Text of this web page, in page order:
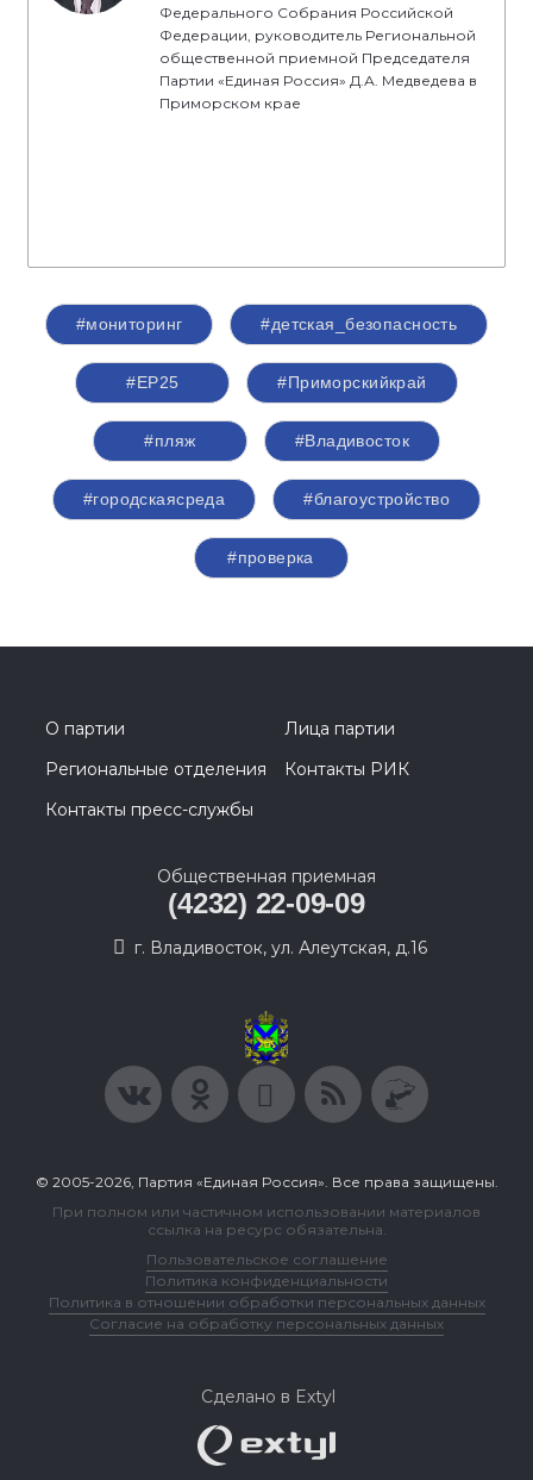
Федерального Собрания Российской
Федерации, руководитель Региональной
общественной приемной Председателя
Партии «Единая Россия» Д.А. Медведева в
Приморском крае
#мониторинг #детская_безопасность
#ЕР25 #Приморскийкрай
#пляж #Владивосток
#городскаясреда #благоустройство
#проверка
О партии
Лица партии
Региональные отделения
Контакты РИК
Контакты пресс-службы
Общественная приемная
(4232) 22-09-09
г. Владивосток, ул. Алеутская, д.16
© 2005-2026, Партия «Единая Россия». Все права защищены.
При полном или частичном использовании материалов
ссылка на ресурс обязательна.
Пользовательское соглашение
Политика конфиденциальности
Политика в отношении обработки персональных данных
Согласие на обработку персональных данных
Сделано в Extyl